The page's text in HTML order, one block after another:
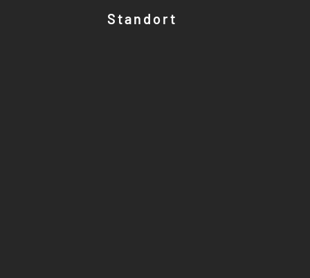
Standort